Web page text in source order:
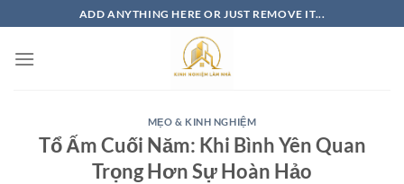
qua
nội
ADD ANYTHING HERE OR JUST REMOVE IT...
MẸO & KINH NGHIỆM
Tổ Ấm Cuối Năm: Khi Bình Yên Quan
Trọng Hơn Sự Hoàn Hảo